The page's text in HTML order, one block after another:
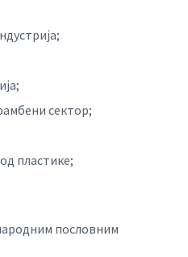
сектор;
пластике;
пословним